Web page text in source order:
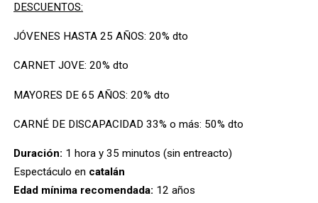
DESCUENTOS:
JÓVENES HASTA 25 AÑOS: 20% dto
CARNET JOVE: 20% dto
MAYORES DE 65 AÑOS: 20% dto
CARNÉ DE DISCAPACIDAD 33% o más: 50% dto
Duración: 1 hora y 35 minutos (sin entreacto)
Espectáculo en catalán
Edad mínima recomendada: 12 años